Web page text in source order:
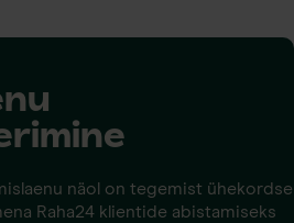
näol on tegemist ühekordse
Raha24 klientide abistamiseks